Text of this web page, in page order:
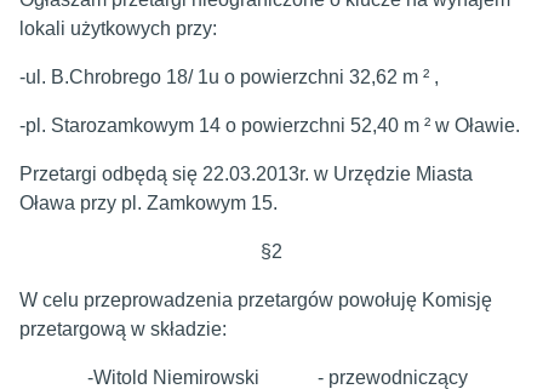
lokali użytkowych przy:
-ul. B.Chrobrego 18/ 1u o powierzchni 32,62 m ² ,
-pl. Starozamkowym 14 o powierzchni 52,40 m ² w Oławie.
Przetargi odbędą się 22.03.2013r. w Urzędzie Miasta
Oława przy pl. Zamkowym 15.
§2
W celu przeprowadzenia przetargów powołuję Komisję
przetargową w składzie:
-Witold Niemirowski - przewodniczący